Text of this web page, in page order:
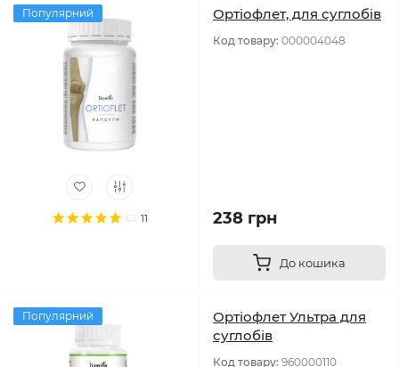
Популярний
11
Ортіофлет, для суглобів
Код товару: 000004048
238 грн
До кошика
Популярний
Ортіофлет Ультра для
суглобів
Код товару: 960000110